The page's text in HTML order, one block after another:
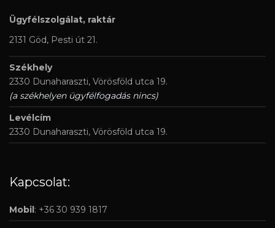
Ügyfélszolgálat, raktár
2131 Göd, Pesti út 21.
Székhely
2330 Dunaharaszti, Vörösföld utca 19.
(a székhelyen ügyfélfogadás nincs)
Levélcím
2330 Dunaharaszti, Vörösföld utca 19.
Kapcsolat:
Mobil: +36 30 939 1817